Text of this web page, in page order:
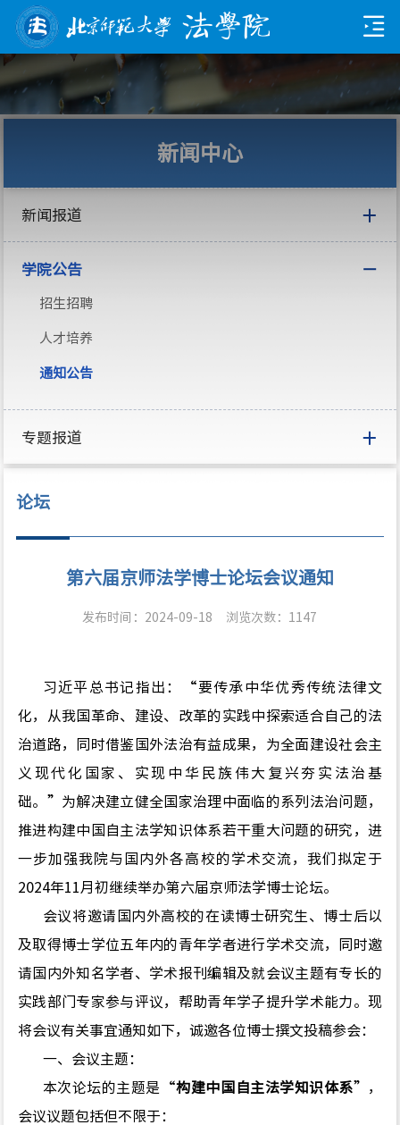
新闻中心
新闻报道
学院公告
招生招聘
人才培养
通知公告
专题报道
论坛
第六届京师法学博士论坛会议通知
发布时间：2024-09-18 浏览次数： 1147
习近平总书记指出：“要传承中华优秀传统法律文
化，从我国革命、建设、改革的实践中探索适合自己的法
治道路，同时借鉴国外法治有益成果，为全面建设社会主
义现代化国家、实现中华民族伟大复兴夯实法治基
础。” 为解决建立健全国家治理中面临的系列法治问题，
推进构建中国自主法学知识体系若干重大问题的研究，进
一步加强我院与国内外各高校的学术交流，我们拟定于
2024年11月 初继续举办第六届京师法学博士论坛。
会议将邀请国内外高校的在读博士研究生、博士后以
及取得博士学位五年内的青年学者进行学术交流，同时邀
请国内外知名学者、学术报刊编辑及就会议主题有专长的
实践部门专家参与评议，帮助青年学子提升学术能力。现
将会议有关事宜通知如下，诚邀各位博士撰文投稿参会：
一、会议主题：
本次论坛的主题是“构建中国自主法学知识体系”
，
会议议题包括但不限于：